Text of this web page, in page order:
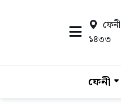
ফেনী
১৪৩৩
ফেনী